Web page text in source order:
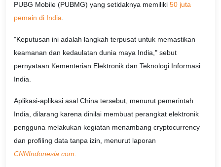
PUBG Mobile (PUBMG) yang setidaknya memiliki 50 juta
pemain di India.
"Keputusan ini adalah langkah terpusat untuk memastikan
keamanan dan kedaulatan dunia maya India," sebut
pernyataan Kementerian Elektronik dan Teknologi Informasi
India.
Aplikasi-aplikasi asal China tersebut, menurut pemerintah
India, dilarang karena dinilai membuat perangkat elektronik
pengguna melakukan kegiatan menambang cryptocurrency
dan profiling data tanpa izin, menurut laporan
CNNIndonesia.com